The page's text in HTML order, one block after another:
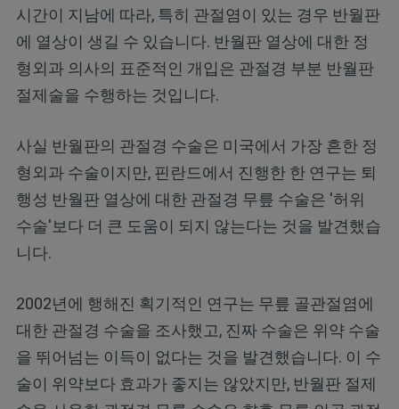
시간이 지남에 따라, 특히 관절염이 있는 경우 반월판
에 열상이 생길 수 있습니다. 반월판 열상에 대한 정
형외과 의사의 표준적인 개입은 관절경 부분 반월판
절제술을 수행하는 것입니다.
사실 반월판의 관절경 수술은 미국에서 가장 흔한 정
형외과 수술이지만, 핀란드에서 진행한 한 연구는 퇴
행성 반월판 열상에 대한 관절경 무릎 수술은 '허위
수술'보다 더 큰 도움이 되지 않는다는 것을 발견했습
니다.
2002년에 행해진 획기적인 연구는 무릎 골관절염에
대한 관절경 수술을 조사했고, 진짜 수술은 위약 수술
을 뛰어넘는 이득이 없다는 것을 발견했습니다. 이 수
술이 위약보다 효과가 좋지는 않았지만, 반월판 절제